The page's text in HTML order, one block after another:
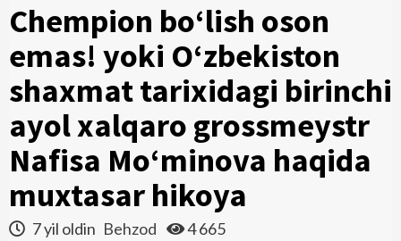
Chempion bo‘lish oson
emas! yoki O‘zbekiston
shaxmat tarixidagi birinchi
ayol xalqaro grossmeystr
Nafisa Mo‘minova haqida
muxtasar hikoya
7 yil oldin Behzod 4 665